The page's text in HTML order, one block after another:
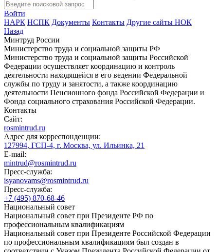
Войти
НАРК НСПК Документы Контакты Другие сайты НОК
Назад
Минтруд России
Министерство труда и социальной защиты РФ
Министерство труда и социальной защиты Российской
Федерации осуществляет координацию и контроль
деятельности находящейся в его ведении Федеральной
службы по труду и занятости, а также координацию
деятельности Пенсионного фонда Российской Федерации и
Фонда социального страхования Российской Федерации.
Контакты
Сайт:
rosmintrud.ru
Адрес для корреспонденции:
127994, ГСП-4, г. Москва, ул. Ильинка, 21
E-mail:
mintrud@rosmintrud.ru
Пресс-служба:
isyanovams@rosmintrud.ru
Пресс-служба:
+7 (495) 870-68-46
Национальный совет
Национальный совет при Президенте РФ по
профессиональным квалификациям
Национальный совет при Президенте Российской Федерации
по профессиональным квалификациям был создан в